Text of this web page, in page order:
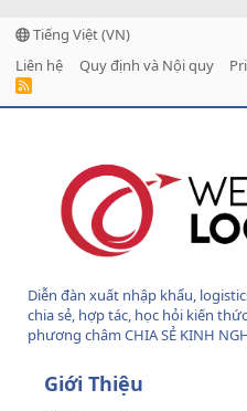
Tiếng Việt (VN)
Liên hệ
Quy định và Nội quy
R
Diễn đàn xuất nhập khẩu,
chia sẻ, hợp tác, học hỏi kiến
phương châm CHIA SẺ KINH
Giới Thiệu